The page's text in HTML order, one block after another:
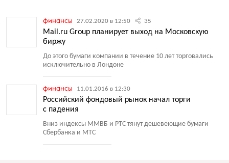
финансы 27.02.2020 в 12:50 35
Mail.ru Group планирует выход на Московскую
биржу
До этого бумаги компании в течение 10 лет торговались
исключительно в Лондоне
финансы 11.01.2016 в 12:30
Российский фондовый рынок начал торги
с падения
Вниз индексы ММВБ и РТС тянут дешевеющие бумаги
Сбербанка и МТС